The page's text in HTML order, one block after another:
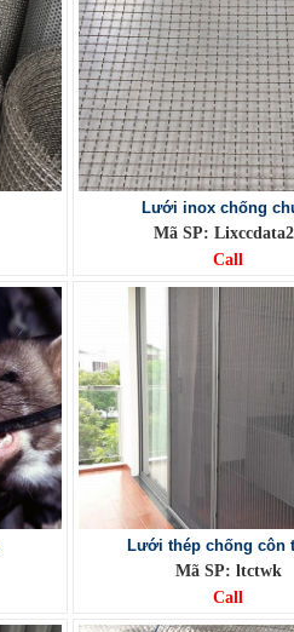
Lưới inox chống
Mã SP:
Call
Lưới thép chống côn
Mã SP: ltctwk
Call